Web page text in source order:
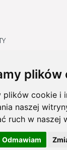
plików
plików cookie i
naszej
ruch w naszej
Odmawiam